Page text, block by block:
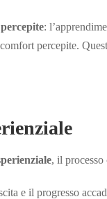
:
percepite.
, il processo
e il progresso